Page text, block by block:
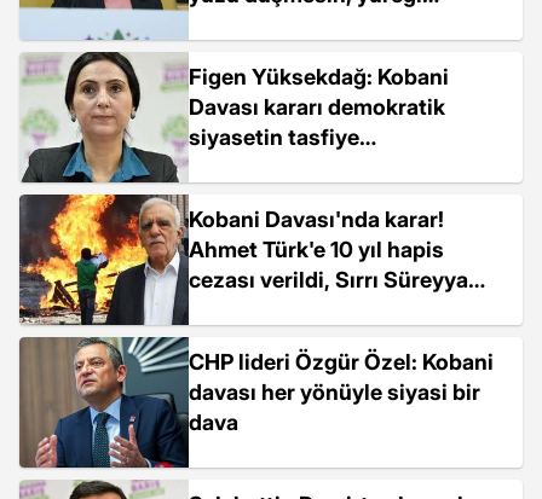
Figen Yüksekdağ: Kobani
Davası kararı demokratik
siyasetin tasfiye
Kobani Davası'nda karar!
Ahmet Türk'e 10 yıl hapis
cezası verildi, Sırrı Süreyya
CHP lideri Özgür Özel: Kobani
davası her yönüyle siyasi bir
dava